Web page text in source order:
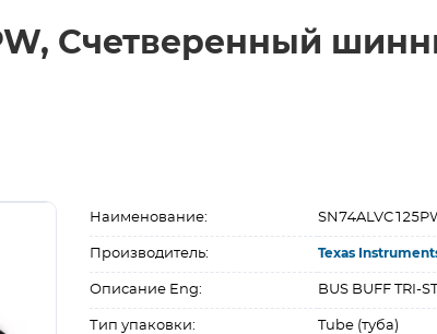
Счетверенный
Наименование:
Производитель: Texas
Описание Eng: BUS BUFF TRI-
Тип упаковки: Tube (туба)